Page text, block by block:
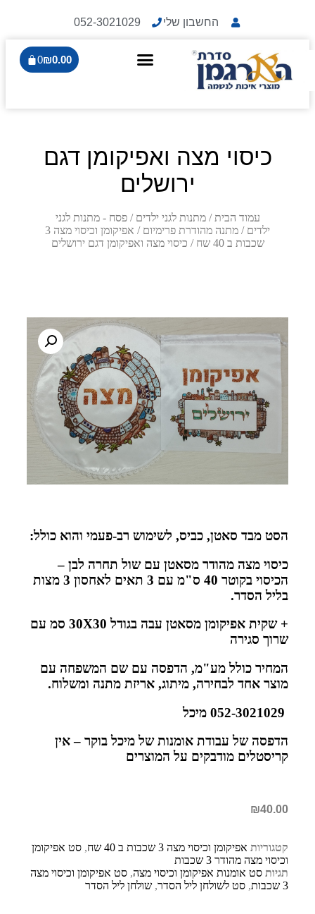
החשבון שלי 052-3021029
₪0.00
0
כיסוי מצה ואפיקומן דגם
ירושלים
עמוד הבית /מתנות לגני ילדים /פסח - מתנות לגני
ילדים / מתנה מהודרת פרימיום /
אפיקומן וכיסוי מצה 3
שכבות ב 40 שח
/ כיסוי מצה ואפיקומן דגם ירושלים
הסט מבד סאטן, כביס, לשימוש רב-פעמי והוא כולל:
כיסוי מצה מהודר מסאטן עם שול תחרה לבן –
הכיסוי בקוטר 40 ס"מ עם 3 תאים לאחסון 3 מצות
בליל הסדר.
+ שקית אפיקומן מסאטן עבה בגודל 30X30 סמ עם
שרוך סגירה
המחיר כולל מע"מ, הדפסה עם שם המשפחה עם
מוצר אחד לבחירה, מיתוג, אריזת מתנה ומשלוח.
הדפסה של עבודת אומנות של מיכל בוקר – אין
קריסטלים מודבקים על המוצרים
₪40.00
קטגוריות אפיקומן וכיסוי מצה 3 שכבות ב 40 שח , סט אפיקומן
וכיסוי מצה מהודר 3 שכבות
תגיות סט אומנות אפיקומן וכיסוי מצה, סט אפיקומן וכיסוי מצה
3 שכבות
, סט לשולחן ליל הסדר, שולחן ליל הסדר